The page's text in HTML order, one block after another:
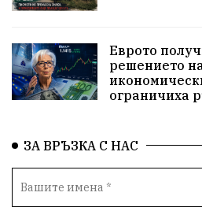
ЗаедноМожемПовече Село
РИОСВ МОСВ Държавна
Еврото
решението
ограничиха
ЗА ВРЪЗКА С НАС